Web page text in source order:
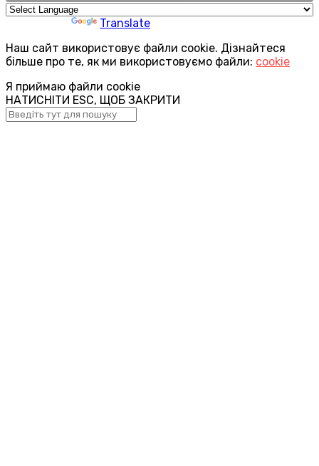
Translate
Наш сайт використовує файли cookie. Дізнайтеся
більше про те, як ми використовуємо файли: cookie
Я приймаю файли cookie
НАТИСНІТИ ESC, ЩОБ ЗАКРИТИ